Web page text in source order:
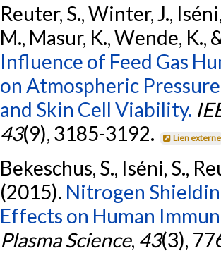
Reuter, S., Winter, J.,
M., Masur, K., Wende,
Influence of Feed Gas
on Atmospheric
and Skin Cell Viability.
43(9), 3185-3192. Lien externe
Bekeschus, S., Iséni, S.,
(2015). Nitrogen
Effects on Human
Plasma Science, 43(3),